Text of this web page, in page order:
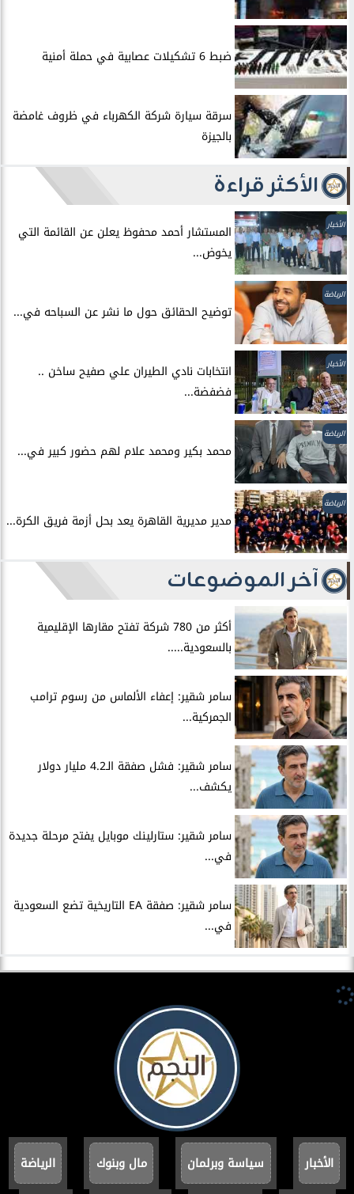
ضبط 6 تشكيلات عصابية في حملة أمنية
سرقة سيارة شركة الكهرباء في ظروف غامضة
بالجيزة
الأكثر قراءة
الأخبار
المستشار أحمد محفوظ يعلن عن القائمة التي
يخوض...
الرياضة
توضيح الحقائق حول ما نشر عن السباحه في...
الأخبار
انتخابات نادي الطيران علي صفيح ساخن ..
فضفضة...
الرياضة
محمد بكير ومحمد علام لهم حضور كبير في...
الرياضة
مدير مديرية القاهرة يعد بحل أزمة فريق الكرة...
آخر الموضوعات
أكثر من 780 شركة تفتح مقارها الإقليمية
بالسعودية.....
سامر شقير: إعفاء الألماس من رسوم ترامب
الجمركية...
سامر شقير: فشل صفقة الـ4.2 مليار دولار
يكشف...
سامر شقير: ستارلينك موبايل يفتح مرحلة جديدة
في...
سامر شقير: صفقة EA التاريخية تضع السعودية
في...
الأخبار سياسة وبرلمان مال وبنوك الرياضة